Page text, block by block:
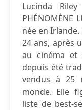
Lucinda
PHÉNOMÈNE
née en
24 ans, après
au cinéma et
depuis été
vendus à 25
monde. Elle
liste de best-